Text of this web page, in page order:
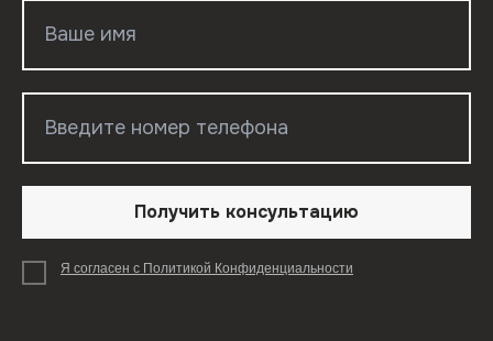
Получить консультацию
Я согласен с Политикой Конфиденциальности